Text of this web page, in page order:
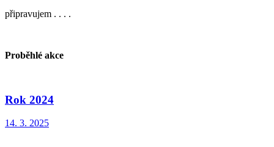
připravujem . . . .
Proběhlé akce
Rok 2024
14. 3. 2025